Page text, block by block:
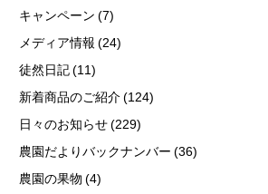
キャンペーン (7)
メディア情報 (24)
徒然日記 (11)
新着商品のご紹介 (124)
日々のお知らせ (229)
農園だよりバックナンバー (36)
農園の果物 (4)